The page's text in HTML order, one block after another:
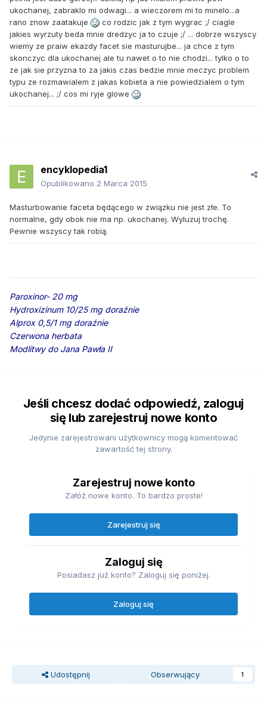
ukochanej, zabraklo mi odwagi... a wieczorem mi to minelo...a
rano znow zaatakuje
co rodzic jak z tym wygrac ;/ ciagle
jakies wyrzuty beda mnie dredzyc ja to czuje ;/ ... dobrze wszyscy
wiemy ze praiw ekazdy facet sie masturujbe... ja chce z tym
skonczyc dla ukochanej ale tu nawet o to nie chodzi... tylko o to
ze jak sie przyzna to za jakis czas bedzie mnie meczyc problem
typu ze rozmawialem z jakas kobieta a nie powiedzialem o tym
ukochanej... ;/ cos mi ryje glowe
encyklopedia1
Opublikowano 2 Marca 2015
Masturbowanie faceta będącego w związku nie jest złe. To
normalne, gdy obok nie ma np. ukochanej. Wyluzuj trochę.
Pewnie wszyscy tak robią.
Paroxinor- 20 mg
Hydroxizinum 10/25 mg doraźnie
Alprox 0,5/1 mg doraźnie
Czerwona herbata
Modlitwy do Jana Pawła II
Jeśli chcesz dodać odpowiedź, zaloguj
się lub zarejestruj nowe konto
Jedynie zarejestrowani użytkownicy mogą komentować
zawartość tej strony.
Zarejestruj nowe konto
Załóż nowe konto. To bardzo proste!
Zarejestruj się
Zaloguj się
Posiadasz już konto? Zaloguj się poniżej.
Zaloguj się
Udostępnij Obserwujący 1